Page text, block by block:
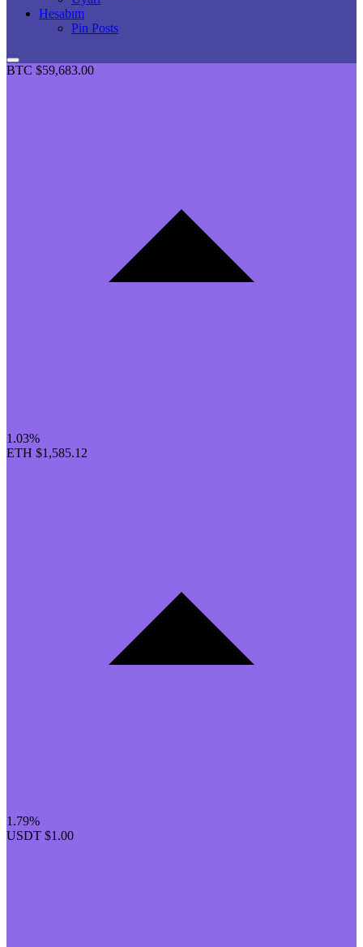
Hesabım
Pin Posts
BTC $59,683.00
1.03%
ETH $1,585.12
1.79%
USDT $1.00